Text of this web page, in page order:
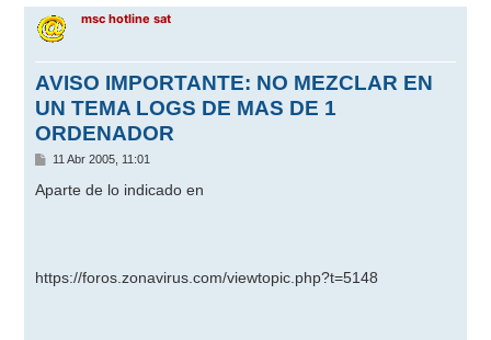
msc hotline sat
AVISO IMPORTANTE: NO MEZCLAR EN
UN TEMA LOGS DE MAS DE 1
ORDENADOR
M
n
s
11 Abr 2005, 11:01
Aparte de lo indicado en
https://foros.zonavirus.com/viewtopic.php?t=5148